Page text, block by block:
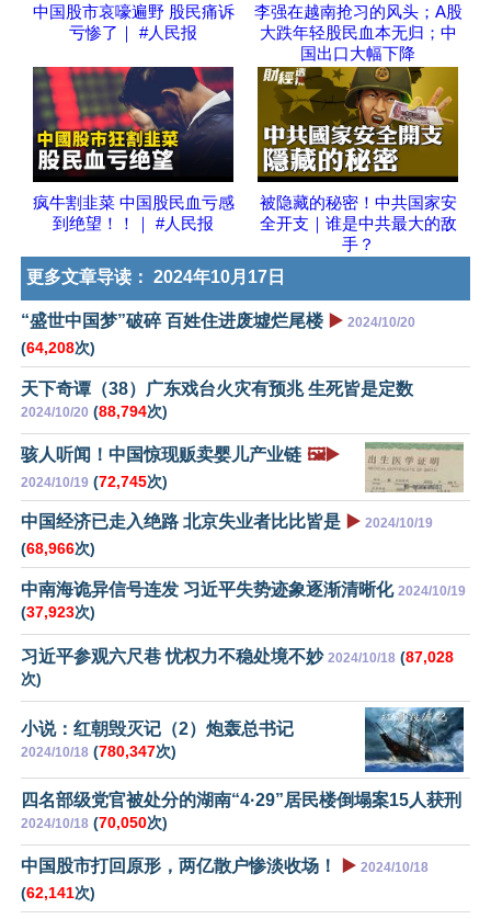
中国股市哀嚎遍野 股民痛诉
亏惨了｜ #人民报
李强在越南抢习的风头；A股
大跌年轻股民血本无归；中
国出口大幅下降
疯牛割韭菜 中国股民血亏感
到绝望！！｜ #人民报
被隐藏的秘密！中共国家安
全开支｜谁是中共最大的敌
手？
更多文章导读： 2024年10月17日
“盛世中国梦”破碎 百姓住进废墟烂尾楼 ▶️ 2024/10/20
(64,208次)
天下奇谭（38）广东戏台火灾有预兆 生死皆是定数
2024/10/20 (88,794次)
骇人听闻！中国惊现贩卖婴儿产业链 🖼️▶️
2024/10/19 (72,745次)
中国经济已走入绝路 北京失业者比比皆是 ▶️ 2024/10/19
(68,966次)
中南海诡异信号连发 习近平失势迹象逐渐清晰化 2024/10/19
(37,923次)
习近平参观六尺巷 忧权力不稳处境不妙 2024/10/18 (87,028
次)
小说：红朝毁灭记（2）炮轰总书记
2024/10/18 (780,347次)
四名部级党官被处分的湖南“4·29”居民楼倒塌案15人获刑
2024/10/18 (70,050次)
中国股市打回原形，两亿散户惨淡收场！ ▶️ 2024/10/18
(62,141次)